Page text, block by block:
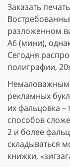
Заказать
разложенном
А6 (мини),
Сегодня
полиграфии,
Немаловажным
рекламных
их фальцовка –
способов
2 и более
складываться
книжки,